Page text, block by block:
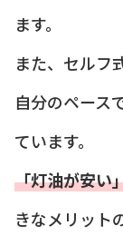
ます。
また、セルフ
自分のペース
ています。
「灯油が安い
きなメリット